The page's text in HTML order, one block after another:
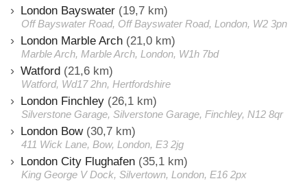
London Bayswater (19,7 km)
Off Bayswater Road, Off Bayswater Road, London, W2 3pn
London Marble Arch (21,0 km)
Marble Arch, Marble Arch, London, W1h 7bd
Watford (21,6 km)
Watford, Wd17 2hn, Hertfordshire
London Finchley (26,1 km)
Silverstone Garage, Silverstone Garage, Finchley, N12 8qr
London Bow(30,7 km)
411 Wick Lane, Bow, London, E3 2jg
London City Flughafen (35,1 km)
King George V Dock, Silvertown, London, E16 2px